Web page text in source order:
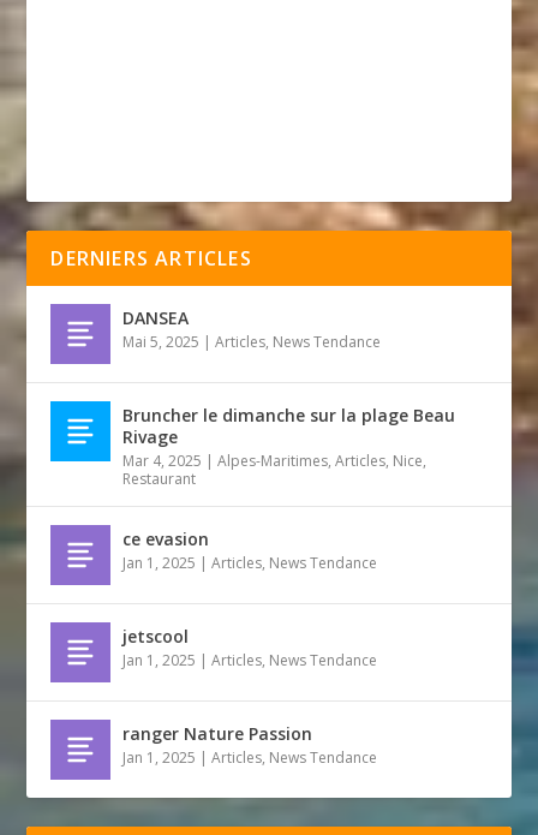
DERNIERS ARTICLES
DANSEA
Mai 5, 2025 |Articles, News Tendance
Bruncher le dimanche sur la plage Beau
Rivage
Mar 4, 2025 |Alpes-Maritimes,Articles, Nice,
Restaurant
ce evasion
Jan 1, 2025 |Articles, News Tendance
jetscool
Jan 1, 2025 |Articles, News Tendance
ranger Nature Passion
Jan 1, 2025 |Articles, News Tendance